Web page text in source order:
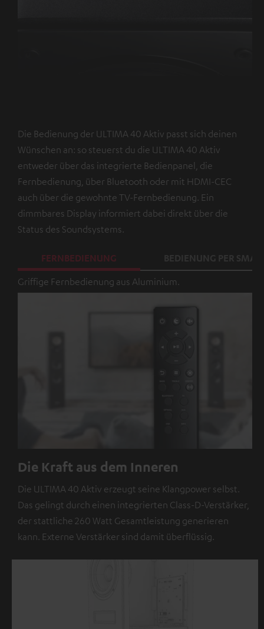
Die Bedienung der ULTIMA 40 Aktiv passt sich deinen
Wünschen an: so steuerst du die ULTIMA 40 Aktiv
entweder über das integrierte Bedienpanel, die
Fernbedienung, über Bluetooth oder mit HDMI-CEC
auch über die gewohnte TV-Fernbedienung. Ein
dimmbares Display informiert dabei direkt über die
Status des Soundsystems.
FERNBEDIENUNG
Griffige Fernbedienung aus Aluminium.
Die Kraft aus dem Inneren
Die ULTIMA 40 Aktiv erzeugt seine Klangpower selbst.
Das gelingt durch einen integrierten Class-D-Verstärker,
der stattliche 260 Watt Gesamtleistung generieren
kann. Externe Verstärker sind damit überflüssig.